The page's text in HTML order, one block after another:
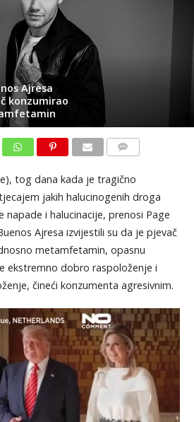
Ajresa
konzumirao
tog dana kada je tragično
jakih halucinogenih droga
napade i halucinacije, prenosi Page
Ajresa izvijestili su da je pjevač
metamfetamin, opasnu
ekstremno dobro raspoloženje i
čineći konzumenta agresivnim.